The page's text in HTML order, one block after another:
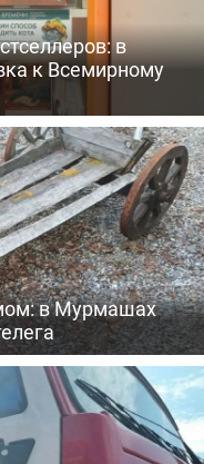
в
к Всемирному
в Мурмашах